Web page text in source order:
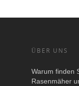
ÜBER UNS
Warum finden
Rasenmäher